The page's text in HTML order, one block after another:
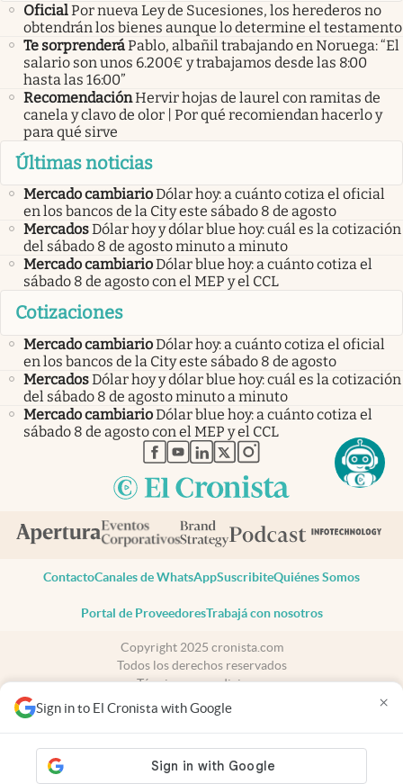
Sign in to El Cronista with Google ×
OficialPor nueva Ley de Sucesiones, los herederos no
obtendrán los bienes aunque lo determine el testamento
Te sorprenderáPablo, albañil trabajando en Noruega: “El
salario son unos 6.200€ y trabajamos desde las 8:00
hasta las 16:00”
RecomendaciónHervir hojas de laurel con ramitas de
canela y clavo de olor | Por qué recomiendan hacerlo y
para qué sirve
Últimas noticias
Mercado cambiarioDólar hoy: a cuánto cotiza el oficial
en los bancos de la City este sábado 8 de agosto
MercadosDólar hoy y dólar blue hoy: cuál es la cotización
del sábado 8 de agosto minuto a minuto
Mercado cambiarioDólar blue hoy: a cuánto cotiza el
sábado 8 de agosto con el MEP y el CCL
Cotizaciones
Mercado cambiarioDólar hoy: a cuánto cotiza el oficial
en los bancos de la City este sábado 8 de agosto
MercadosDólar hoy y dólar blue hoy: cuál es la cotización
del sábado 8 de agosto minuto a minuto
Mercado cambiarioDólar blue hoy: a cuánto cotiza el
sábado 8 de agosto con el MEP y el CCL
abre en nueva pestaña
abre en nueva pestaña
abre en nueva pestaña
abre en nueva pestaña
abre en nueva pestaña
ContactoCanales de WhatsAppSuscribiteQuiénes Somos
Portal de ProveedoresTrabajá con nosotros
Copyright 2025 cronista.com
Todos los derechos reservados
Términos y condiciones
Privacidad
Consentimiento
cronista.com es propiedad de El Cronista Comercial S.A Registro de